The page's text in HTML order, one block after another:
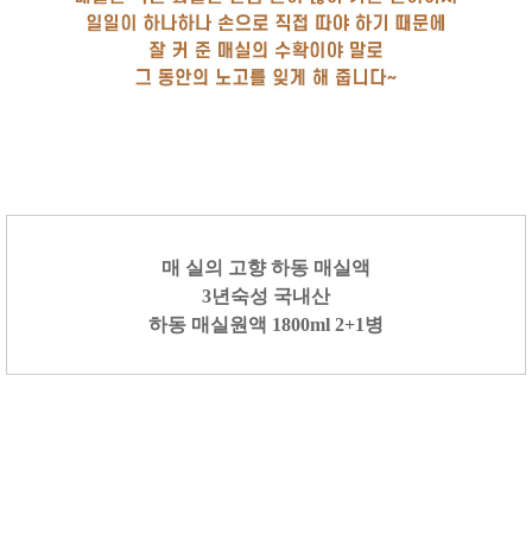
매 실의 고향 하동 매실액
3년숙성 국내산
하동 매실원액 1800ml 2+1병